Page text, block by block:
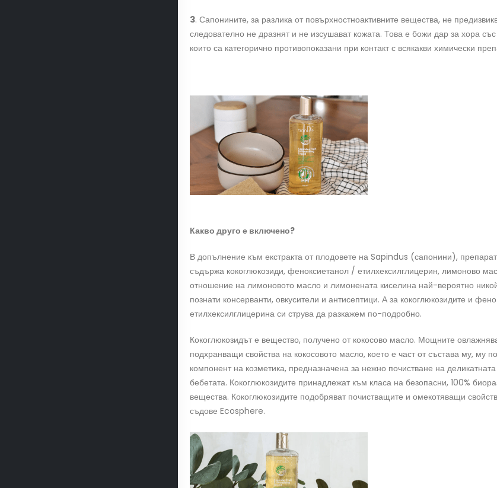
3. Сапонините, за разлика от повърхностноактивните вещества, не
следователно не дразнят и не изсушават кожата. Това е божи дар за хора
които са категорично противопоказани при контакт с всякакви химически
Какво друго е включено?
В допълнение към екстракта от плодовете на Sapindus (сапонини),
съдържа кокоглюкозиди, феноксиетанол / етилхексилглицерин, лимоново
отношение на лимоновото масло и лимонената киселина най-вероятно
познати консерванти, овкусители и антисептици. А за кокоглюкозидите и
етилхексилглицерина си струва да разкажем по-подробно.
Кокоглюкозидът е вещество, получено от кокосово масло. Мощните
подхранващи свойства на кокосовото масло, което е част от състава му, му
компонент на козметика, предназначена за нежно почистване на
бебетата. Кокоглюкозидите принадлежат към класа на безопасни, 100%
вещества. Кокоглюкозидите подобряват почистващите и омекотяващи
съдове Ecosphere.